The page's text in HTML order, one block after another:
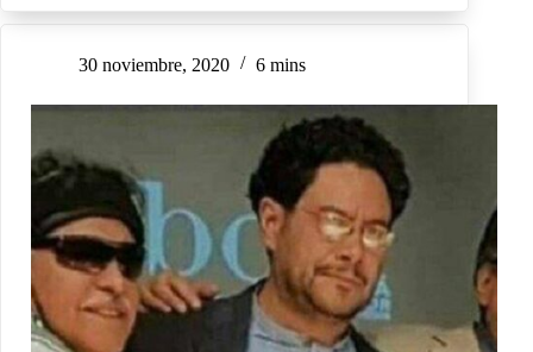
30 noviembre, 2020 6 mins